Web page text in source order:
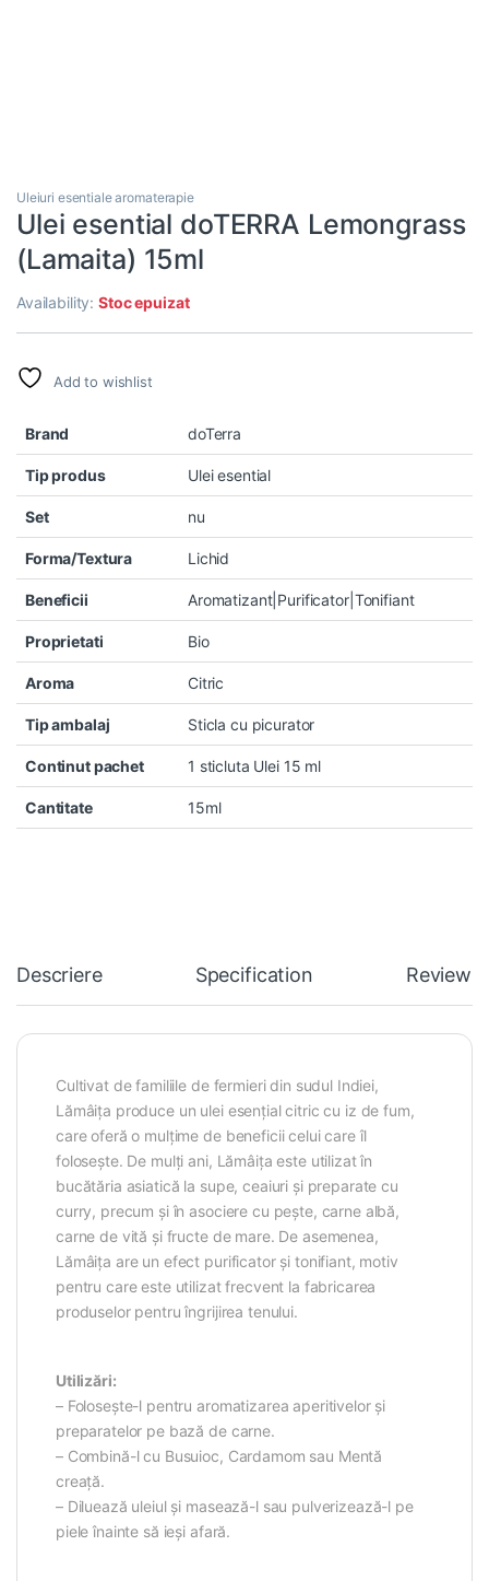
Uleiuri esentiale aromaterapie
Ulei esential doTERRA Lemongrass
(Lamaita) 15ml
Availability:Stoc epuizat
Add to wishlist
Brand doTerra
Tip produs Ulei esential
Set nu
Forma/Textura Lichid
Beneficii Aromatizant|Purificator|Tonifiant
Proprietati Bio
Aroma Citric
Tip ambalaj Sticla cu picurator
Continut pachet 1 sticluta Ulei 15 ml
Cantitate 15ml
Descriere Specification Reviews
Cultivat de familiile de fermieri din sudul Indiei,
Lămâiţa produce un ulei esențial citric cu iz de fum,
care oferă o mulțime de beneficii celui care îl
folosește. De mulți ani, Lămâiţa este utilizat în
bucătăria asiatică la supe, ceaiuri și preparate cu
curry, precum și în asociere cu pește, carne albă,
carne de vită și fructe de mare. De asemenea,
Lămâiţa are un efect purificator și tonifiant, motiv
pentru care este utilizat frecvent la fabricarea
produselor pentru îngrijirea tenului.
Utilizări:
– Folosește-l pentru aromatizarea aperitivelor și
preparatelor pe bază de carne.
– Combină-l cu Busuioc, Cardamom sau Mentă
creață.
– Diluează uleiul și masează-l sau pulverizează-l pe
piele înainte să ieși afară.